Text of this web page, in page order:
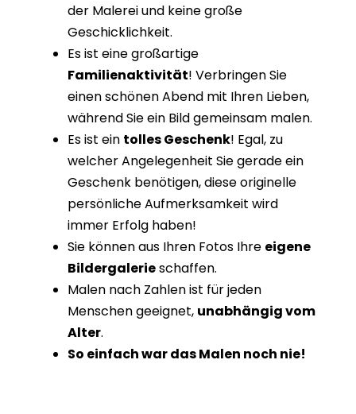
der Malerei und keine große
Geschicklichkeit.
Es ist eine großartige
Familienaktivität! Verbringen Sie
einen schönen Abend mit Ihren Lieben,
während Sie ein Bild gemeinsam malen.
Es ist ein tolles Geschenk! Egal, zu
welcher Angelegenheit Sie gerade ein
Geschenk benötigen, diese originelle
persönliche Aufmerksamkeit wird
immer Erfolg haben!
Sie können aus Ihren Fotos Ihre eigene
Bildergalerieschaffen.
Malen nach Zahlen ist für jeden
Menschen geeignet, unabhängig vom
Alter.
So einfach war das Malen noch nie!